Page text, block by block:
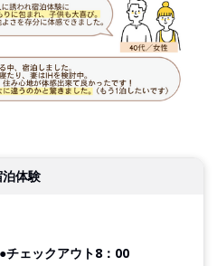
体験
ェックアウト8：00